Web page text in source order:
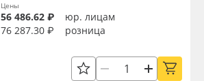
Цены
56 486.62 ₽
юр. лицам
76 287.30 ₽
розница